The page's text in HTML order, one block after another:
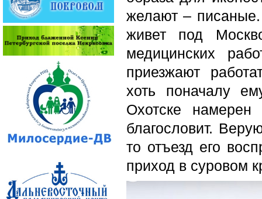
желают – писаные.
живет под
медицинских
приезжают
хоть поначалу
Охотске намерен
благословит.
то отъезд его
приход в суровом